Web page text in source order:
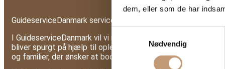
dem, eller som de har
Nødvendig
GuideserviceDanmark servicerer med guider i hele
I GuideserviceDanmark vil vi netop gerne assistere med
bliver spurgt på hjælp til oplevelser, lokalt eller lidt længere
og familier, der ønsker at booke en guide, og vi vil gerne